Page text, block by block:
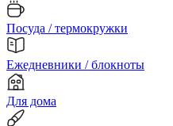
Посуда / термокружки
Ежедневники / блокноты
Для дома